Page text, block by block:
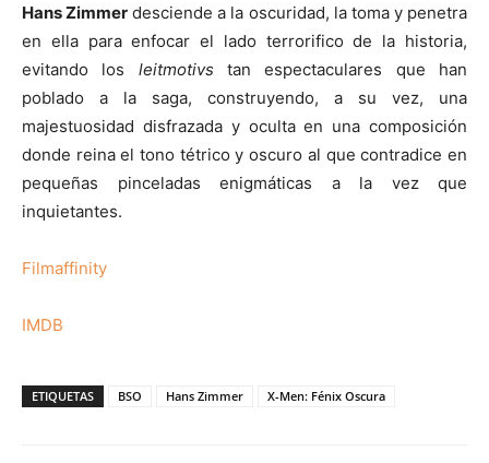
Hans Zimmer desciende a la oscuridad, la toma y penetra
en ella para enfocar el lado terrorifico de la historia,
evitando los leitmotivs tan espectaculares que han
poblado a la saga, construyendo, a su vez, una
majestuosidad disfrazada y oculta en una composición
donde reina el tono tétrico y oscuro al que contradice en
pequeñas pinceladas enigmáticas a la vez que
inquietantes.
Filmaffinity
IMDB
ETIQUETAS BSO Hans Zimmer X-Men: Fénix Oscura